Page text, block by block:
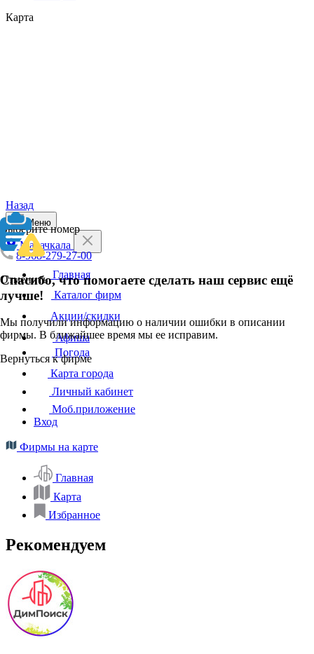
Карта
Назад
Выберите номер
8-968-279-27-00
Отменить
Спасибо, что помогаете сделать наш сервис ещё
лучше!
Мы получили информацию о наличии ошибки в описании
фирмы. В ближайшее время мы ее исправим.
Вернуться к фирме
Меню
Махачкала
Главная
Каталог фирм
Акции/скидки
Афиша
Погода
Карта города
Личный кабинет
Моб.приложение
Вход
Фирмы на карте
Главная
Карта
Избранное
Рекомендуем